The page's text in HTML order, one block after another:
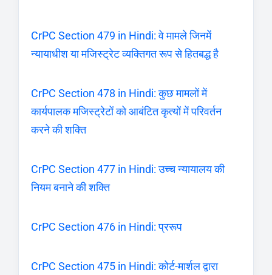
CrPC Section 479 in Hindi: वे मामले जिनमें
न्यायाधीश या मजिस्ट्रेट व्यक्तिगत रूप से हितबद्ध है
CrPC Section 478 in Hindi: कुछ मामलों में
कार्यपालक मजिस्ट्रेटों को आबंटित कृत्यों में परिवर्तन
करने की शक्ति
CrPC Section 477 in Hindi: उच्च न्यायालय की
नियम बनाने की शक्ति
CrPC Section 476 in Hindi: प्ररूप
CrPC Section 475 in Hindi: कोर्ट-मार्शल द्वारा